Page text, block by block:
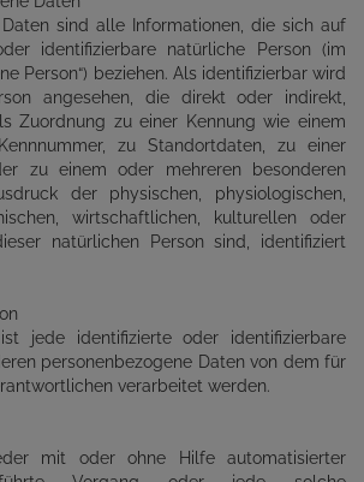
Daten sind alle Informationen, die sich auf
identifizierbare natürliche Person (im
Person“) beziehen. Als identifizierbar wird
angesehen, die direkt oder indirekt,
Zuordnung zu einer Kennung wie einem
zu Standortdaten, zu einer
zu einem oder mehreren besonderen
der physischen, physiologischen,
wirtschaftlichen, kulturellen oder
natürlichen Person sind, identifiziert
jede identifizierte oder identifizierbare
personenbezogene Daten von dem für
verarbeitet werden.
mit oder ohne Hilfe automatisierter